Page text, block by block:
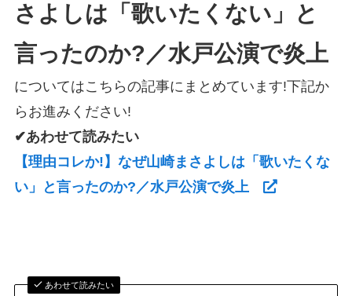
さよしは「歌いたくない」と
言ったのか?／水戸公演で炎上
についてはこちらの記事にまとめています!下記か
らお進みください!
✔あわせて読みたい
【理由コレか!】なぜ山崎まさよしは「歌いたくな
い」と言ったのか?／水戸公演で炎上
あわせて読みたい